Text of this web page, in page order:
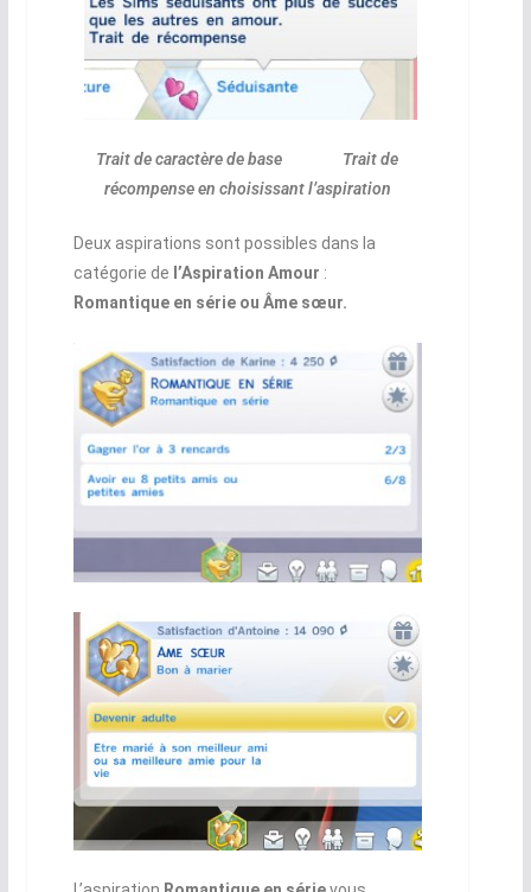
Trait de caractère de base Trait de
récompense en choisissant l’aspiration
Deux aspirations sont possibles dans la
catégorie de l’Aspiration Amour :
Romantique en série ou Âme sœur.